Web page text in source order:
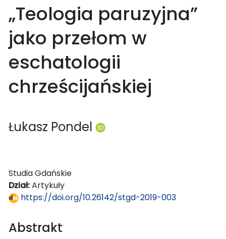
„Teologia paruzyjna”
jako przełom w
eschatologii
chrześcijańskiej
Łukasz Pondel
Studia Gdańskie
Dział:Artykuły
https://doi.org/10.26142/stgd-2019-003
Abstrakt